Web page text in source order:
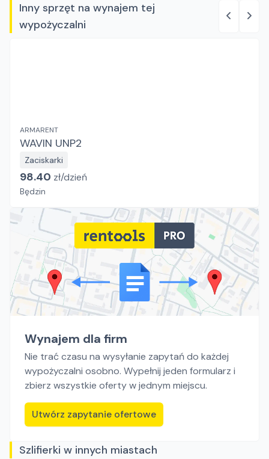
Inny sprzęt na wynajem tej
wypożyczalni
ARMARENT
WAVIN UNP2
Zaciskarki
98.40 zł/dzień
Będzin
Wynajem dla firm
Nie trać czasu na wysyłanie zapytań do każdej
wypożyczalni osobno. Wypełnij jeden formularz i
zbierz wszystkie oferty w jednym miejscu.
Utwórz zapytanie ofertowe
Szlifierki w innych miastach